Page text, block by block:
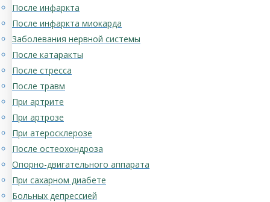
После инфаркта
После инфаркта миокарда
Заболевания нервной системы
После катаракты
После стресса
После травм
При артрите
При артрозе
При атеросклерозе
После остеохондроза
Опорно-двигательного аппарата
При сахарном диабете
Больных депрессией